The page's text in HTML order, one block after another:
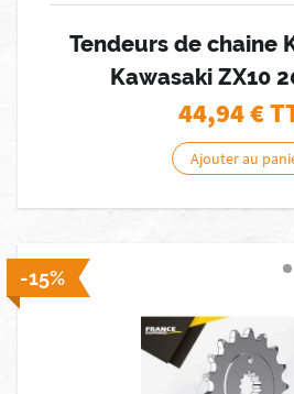
Tendeurs de chaine
Kawasaki ZX10
44,94€
Ajouter au
-15%